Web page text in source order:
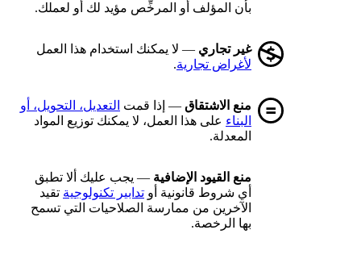
بأن المؤلف أو المرخِّص مؤيد لك أو لعملك.
غير تجاري — لا يمكنك استخدام هذا العمل
لأغراض تجارية.
منع الاشتقاق — إذا قمت التعديل، التحويل، أو
البناء على هذا العمل، لا يمكنك توزيع المواد
المعدلة.
منع القيود الإضافية — يجب عليك ألا تطبق
أي شروط قانونية أو تدابير تكنولوجية تقيد
الآخرين من ممارسة الصلاحيات التي تسمح
بها الرخصة.